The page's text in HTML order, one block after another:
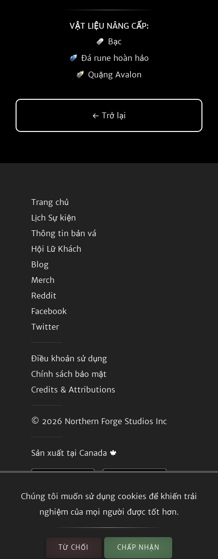
Chúng tôi muốn sử dụng cookies để khiến trải
nghiệm của mọi người được tốt hơn.
TỪ CHỐI CHẤP NHẬN
VẬT LIỆU NÂNG CẤP:
Bạc
Đá rune hoàn hảo
Quặng Avalon
← Trở lại
Trang chủ
Lịch Sự kiện
Thông tin bản vá
Hội Lữ Khách
Blog
Merch
Reddit
Facebook
Twitter
Điều khoản sử dụng
Chính sách bảo mật
Credits & Attributions
© 2026 Northern Forge Studios Inc
Sản xuất tại Canada 🍁